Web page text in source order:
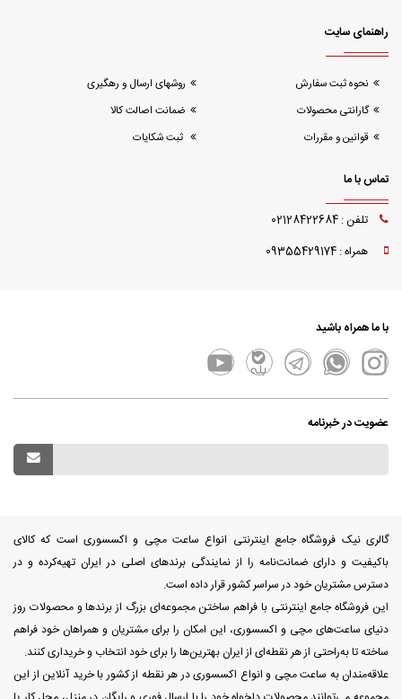
راهنمای سایت
نحوه ثبت سفارش
روشهای ارسال و رهگیری
گارانتی محصولات
ضمانت اصالت کالا
قوانین و مقررات
ثبت شکایات
تماس با ما
تلفن : 02128422684
همراه : 09355429174
با ما همراه باشید
عضویت در خبرنامه
گالری نیک فروشگاه جامع اینترنتی انواع ساعت مچی و اکسسوری است که کالای
باکیفیت و دارای ضمانت‌نامه را از نمایندگی برندهای اصلی در ایران تهیه‌کرده و در
دسترس مشتریان خود در سراسر کشور قرار داده است.
این فروشگاه جامع اینترنتی با فراهم ساختن مجموعه‌ای بزرگ از برندها و محصولات روز
دنیای ساعت‌های مچی و اکسسوری، این امکان را برای مشتریان و همراهان خود فراهم
ساخته تا به‌راحتی از هر نقطه‌ای از ایران بهترین‌ها را برای خود انتخاب و خریداری کنند.
علاقه‌مندان به ساعت مچی و انواع اکسسوری در هر نقطه از کشور با خرید آنلاین از این